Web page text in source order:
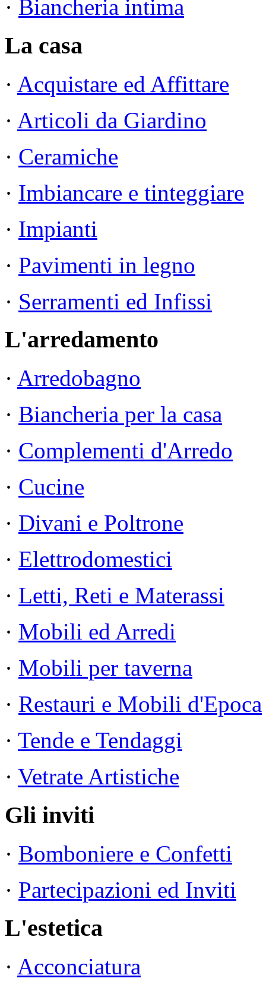
· Biancheria intima
La casa
· Acquistare ed Affittare
· Articoli da Giardino
· Ceramiche
· Imbiancare e tinteggiare
· Impianti
· Pavimenti in legno
· Serramenti ed Infissi
L'arredamento
· Arredobagno
· Biancheria per la casa
· Complementi d'Arredo
· Cucine
· Divani e Poltrone
· Elettrodomestici
· Letti, Reti e Materassi
· Mobili ed Arredi
· Mobili per taverna
· Restauri e Mobili d'Epoca
· Tende e Tendaggi
· Vetrate Artistiche
Gli inviti
· Bomboniere e Confetti
· Partecipazioni ed Inviti
L'estetica
· Acconciatura